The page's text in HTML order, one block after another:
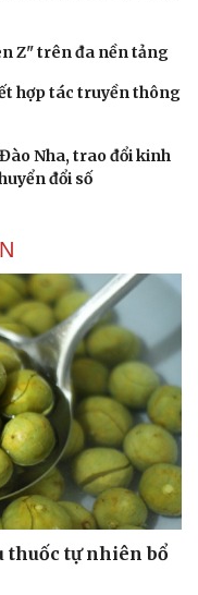
Z" trên đa nền tảng
hợp tác truyền thông
Nha, trao đổi kinh
đổi số
thuốc tự nhiên bổ